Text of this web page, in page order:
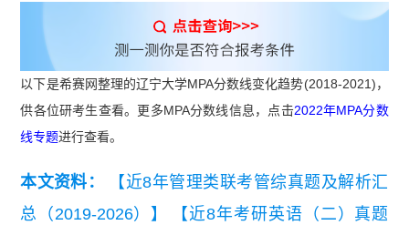
以下是希赛网整理的辽宁大学MPA分数线变化趋势(2018-2021)，
供各位研考生查看。更多MPA分数线信息，点击2022年MPA分数
线专题进行查看。
本文资料：
【近8年管理类联考管综真题及解析汇
总（2019-2026）】
【近8年考研英语（二）真题